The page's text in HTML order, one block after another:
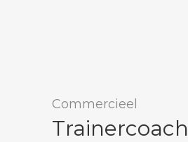
Commercieel
Trainercoach